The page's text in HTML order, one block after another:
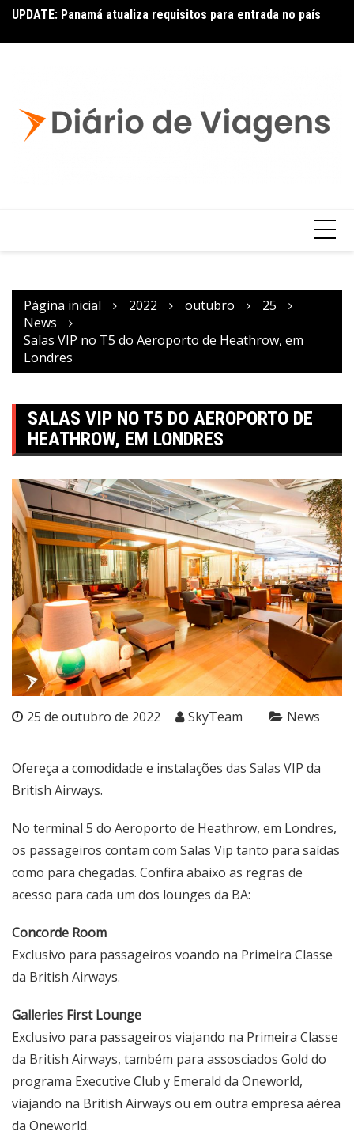
UPDATE: Panamá atualiza requisitos para entrada no país
por Doença ou Falecimento
Página inicial 2022 outubro
25
News
Salas VIP no T5 do Aeroporto de Heathrow, em
Londres
SALAS VIP NO T5 DO AEROPORTO DE
HEATHROW, EM LONDRES
25 de outubro de 2022 SkyTeam News
Ofereça a comodidade e instalações das Salas VIP da
British Airways.
No terminal 5 do Aeroporto de Heathrow, em Londres,
os passageiros contam com Salas Vip tanto para saídas
como para chegadas. Confira abaixo as regras de
acesso para cada um dos lounges da BA:
Concorde Room
Exclusivo para passageiros voando na Primeira Classe
da British Airways.
Galleries First Lounge
Exclusivo para passageiros viajando na Primeira Classe
da British Airways, também para assosciados Gold do
programa Executive Club y Emerald da Oneworld,
viajando na British Airways ou em outra empresa aérea
da Oneworld.